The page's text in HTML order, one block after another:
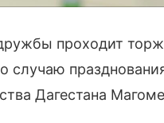
проходит
случаю
Дагестана